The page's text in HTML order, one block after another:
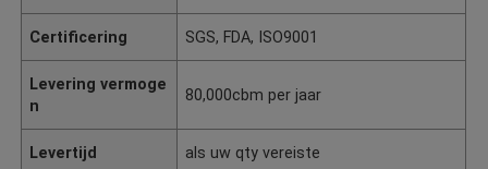
Certificering SGS, FDA, ISO9001
Levering vermoge
n
80,000cbm per jaar
Levertijd als uw qty vereiste